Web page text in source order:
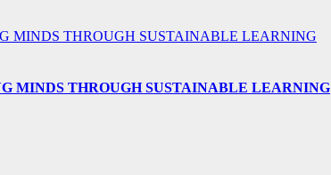
MINDS THROUGH SUSTAINABLE LEARNING